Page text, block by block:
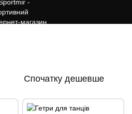
Спочатку дешевше